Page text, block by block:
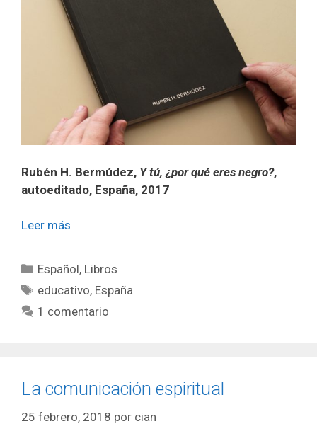
Rubén H. Bermúdez, Y tú, ¿por qué eres negro?,
autoeditado, España, 2017
Leer más
Categorías
Español, Libros
Etiquetas
educativo, España
1 comentario
La comunicación espiritual
25 febrero, 2018 por cian